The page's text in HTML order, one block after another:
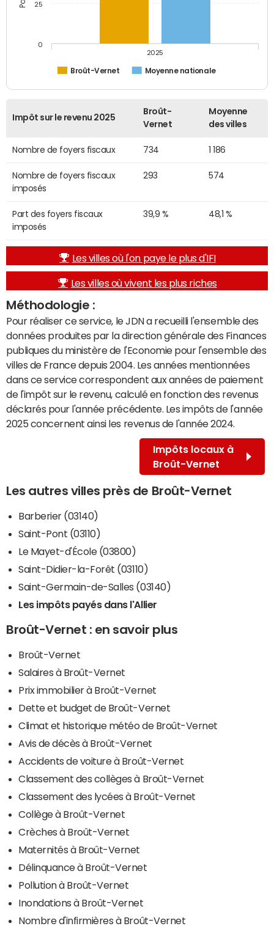
Broût-Vernet Moyenne nationale
2025
0
25
Impôt sur le revenu 2025
Broût-
Vernet
Moyenne
des villes
Nombre de foyers fiscaux 734 1 186
Nombre de foyers fiscaux
imposés
293 574
Part des foyers fiscaux
imposés
39,9 % 48,1 %
Les villes où l'on paye le plus d'IFI
Les villes où vivent les plus riches
Méthodologie :
Pour réaliser ce service, le JDN a recueilli l'ensemble des
données produites par la direction générale des Finances
publiques du ministère de l'Economie pour l'ensemble des
villes de France depuis 2004. Les années mentionnées
dans ce service correspondent aux années de paiement
de l'impôt sur le revenu, calculé en fonction des revenus
déclarés pour l'année précédente. Les impôts de l'année
2025 concernent ainsi les revenus de l'année 2024.
Impôts locaux à
Broût-Vernet
Les autres villes près de Broût-Vernet
Barberier (03140)
Saint-Pont (03110)
Le Mayet-d'École (03800)
Saint-Didier-la-Forêt (03110)
Saint-Germain-de-Salles (03140)
Les impôts payés dans l'Allier
Broût-Vernet : en savoir plus
Broût-Vernet
Salaires à Broût-Vernet
Prix immobilier à Broût-Vernet
Dette et budget de Broût-Vernet
Climat et historique météo de Broût-Vernet
Avis de décès à Broût-Vernet
Accidents de voiture à Broût-Vernet
Classement des collèges à Broût-Vernet
Classement des lycées à Broût-Vernet
Collège à Broût-Vernet
Crèches à Broût-Vernet
Maternités à Broût-Vernet
Délinquance à Broût-Vernet
Pollution à Broût-Vernet
Inondations à Broût-Vernet
Nombre d'infirmières à Broût-Vernet